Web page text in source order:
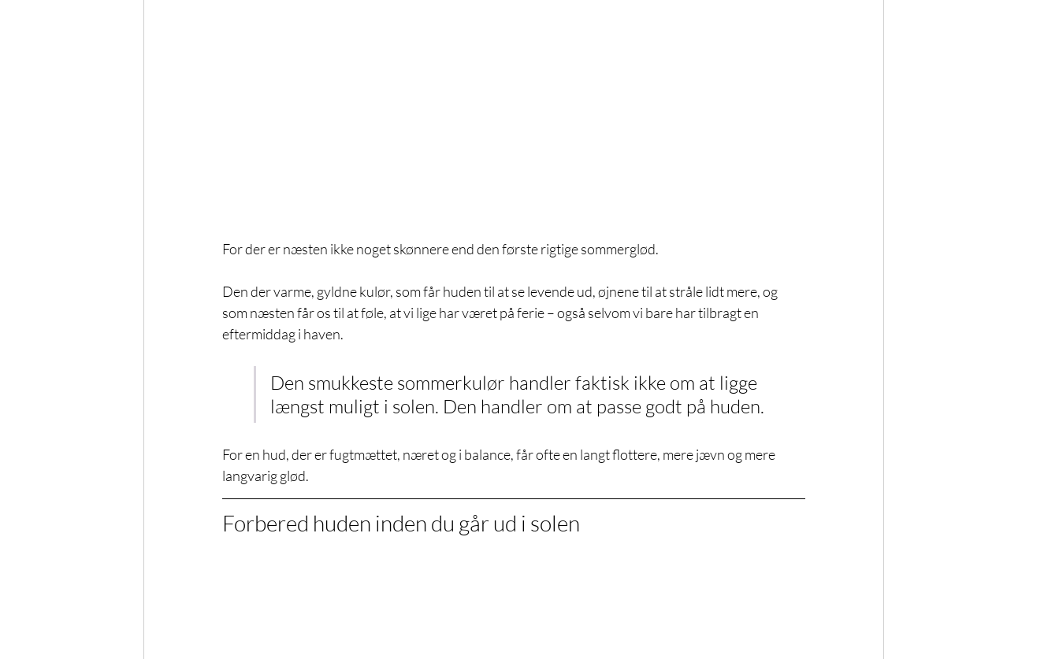
For der er næsten ikke noget skønnere end den første rigtige sommerglød.
Den der varme, gyldne kulør, som får huden til at se levende ud, øjnene til at stråle lidt mere, og
som næsten får os til at føle, at vi lige har været på ferie – også selvom vi bare har tilbragt en
eftermiddag i haven.
Den smukkeste sommerkulør handler faktisk ikke om at ligge
længst muligt i solen. Den handler om at passe godt på huden.
For en hud, der er fugtmættet, næret og i balance, får ofte en langt flottere, mere jævn og mere
langvarig glød.
Forbered huden inden du går ud i solen